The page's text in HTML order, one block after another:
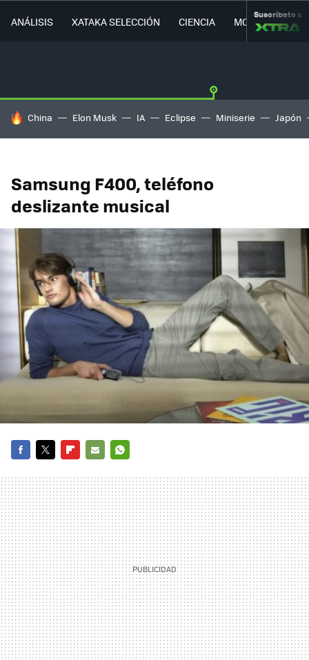
ANÁLISIS XATAKA SELECCIÓN CIENCIA MOVILIDAD
Suscríbete a
HOY SE HABLA DE
China Elon Musk IA Eclipse Miniserie Japón
Samsung F400, teléfono
deslizante musical
MAIL